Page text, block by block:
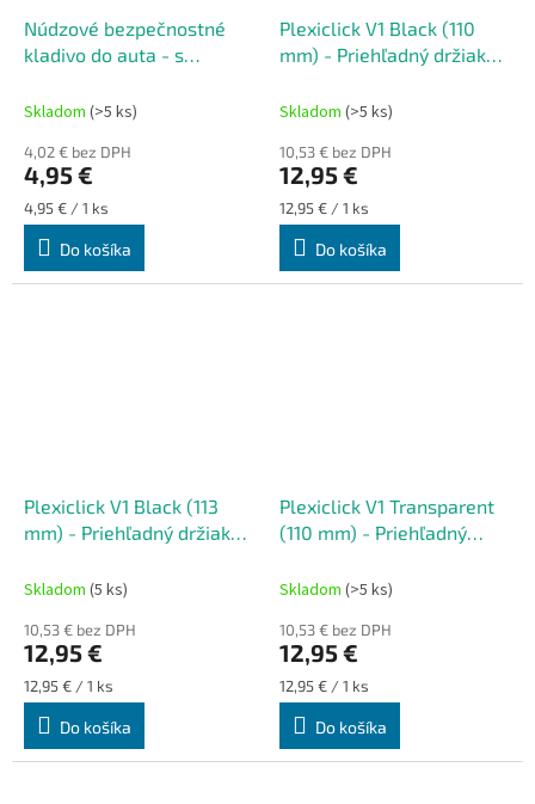
Núdzové bezpečnostné
kladivo do auta - s
pásov
Skladom (>5 ks)
4,02 € bez DPH
4,95 €
Jednotková
cena:
4,95 € / 1 ks
Do košíka
Plexiclick V1 Black (110
mm) - Priehľadný držiak
Skladom (>5 ks)
10,53 € bez DPH
12,95 €
Jednotková
cena:
12,95 € / 1 ks
Do košíka
Plexiclick V1 Black (113
mm) - Priehľadný držiak
Skladom (5 ks)
10,53 € bez DPH
12,95 €
Jednotková
cena:
12,95 € / 1 ks
Do košíka
Plexiclick V1 Transparent
(110 mm) - Priehľadný
Skladom (>5 ks)
10,53 € bez DPH
12,95 €
Jednotková
cena:
12,95 € / 1 ks
Do košíka